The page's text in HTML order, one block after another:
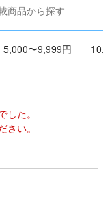
商品から探す
5,000〜9,999円
た。
い。